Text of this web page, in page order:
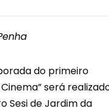
do primeiro
será
Sesi de Jardim da